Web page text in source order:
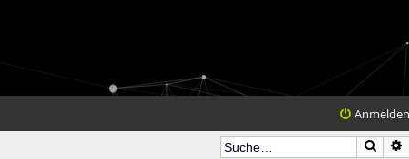
Anmelden